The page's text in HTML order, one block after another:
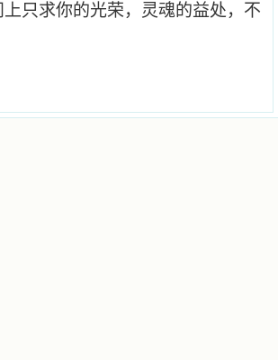
只求你的光荣，灵魂的益处，不